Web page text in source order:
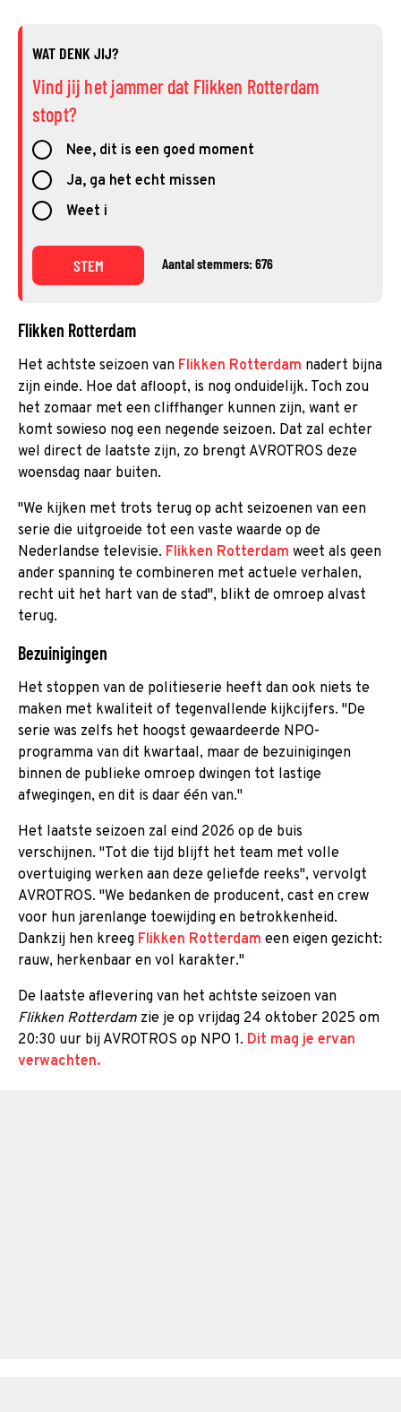
WAT DENK JIJ?
Vind jij het jammer dat Flikken Rotterdam
stopt?
Nee, dit is een goed moment
Ja, ga het echt missen
Weet i
STEM Aantal stemmers: 676
Flikken Rotterdam
Het achtste seizoen van Flikken Rotterdam nadert bijna
zijn einde. Hoe dat afloopt, is nog onduidelijk. Toch zou
het zomaar met een cliffhanger kunnen zijn, want er
komt sowieso nog een negende seizoen. Dat zal echter
wel direct de laatste zijn, zo brengt AVROTROS deze
woensdag naar buiten.
"We kijken met trots terug op acht seizoenen van een
serie die uitgroeide tot een vaste waarde op de
Nederlandse televisie. Flikken Rotterdam weet als geen
ander spanning te combineren met actuele verhalen,
recht uit het hart van de stad", blikt de omroep alvast
terug.
Bezuinigingen
Het stoppen van de politieserie heeft dan ook niets te
maken met kwaliteit of tegenvallende kijkcijfers. "De
serie was zelfs het hoogst gewaardeerde NPO-
programma van dit kwartaal, maar de bezuinigingen
binnen de publieke omroep dwingen tot lastige
afwegingen, en dit is daar één van."
Het laatste seizoen zal eind 2026 op de buis
verschijnen. "Tot die tijd blijft het team met volle
overtuiging werken aan deze geliefde reeks", vervolgt
AVROTROS. "We bedanken de producent, cast en crew
voor hun jarenlange toewijding en betrokkenheid.
Dankzij hen kreeg Flikken Rotterdam een eigen gezicht:
rauw, herkenbaar en vol karakter."
De laatste aflevering van het achtste seizoen van
Flikken Rotterdam zie je op vrijdag 24 oktober 2025 om
20:30 uur bij AVROTROS op NPO 1. Dit mag je ervan
verwachten.